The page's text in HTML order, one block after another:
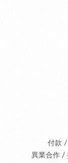
付款 /
異業合作 /